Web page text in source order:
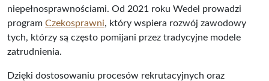
niepełnosprawnościami. Od 2021 roku Wedel prowadzi
program Czekosprawni, który wspiera rozwój zawodowy
tych, którzy są często pomijani przez tradycyjne modele
zatrudnienia.
Dzięki dostosowaniu procesów rekrutacyjnych oraz